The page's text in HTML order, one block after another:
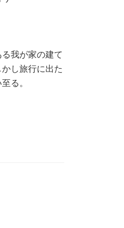
我が家の建て
し旅行に出た
る。